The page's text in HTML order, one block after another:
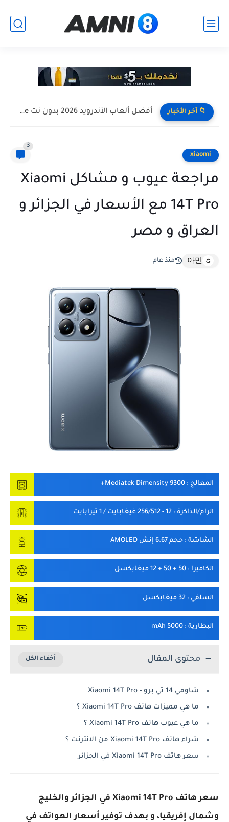
📁 آخر الأخبار أفضل ألعاب الأندرويد 2026 بدون نت Offline للأجهزة الضعيفة
xiaomi
3
مراجعة عيوب و مشاكل Xiaomi
14T Pro مع الأسعار في الجزائر و
العراق و مصر
아민 منذ عام
المعالج : Mediatek Dimensity 9300+
الرام/الذاكرة : 12 - 256/512 غيغابايت / 1 تيرابايت
الشاشة : حجم 6.67 إنش AMOLED
الكاميرا : 50 + 50 + 12 ميغابكسل
السلفي : 32 ميغابكسل
البطارية : 5000 mAh
محتوى المقال
شاومي 14 تي برو - Xiaomi 14T Pro
ما هي مميزات هاتف Xiaomi 14T Pro ؟
ما هي عيوب هاتف Xiaomi 14T Pro ؟
شراء هاتف Xiaomi 14T Pro من الانترنت ؟
سعر هاتف Xiaomi 14T Pro في الجزائر
سعر هاتف Xiaomi 14T Pro في الجزائر والخليج
وشمال إفريقيا، و بهدف توفير أسعار الهواتف في